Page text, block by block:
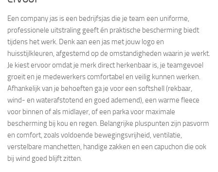
Een company jas is een bedrijfsjas die je team een uniforme,
professionele uitstraling geeft én praktische bescherming biedt
tijdens het werk. Denk aan een jas met jouw logo en
huisstijlkleuren, afgestemd op de omstandigheden waarin je werkt.
Je kiest ervoor omdat je merk direct herkenbaar is, je teamgevoel
groeit en je medewerkers comfortabel en veilig kunnen werken.
Afhankelijk van je behoeften ga je voor een softshell (rekbaar,
wind- en waterafstotend en goed ademend), een warme fleece
voor binnen of als midlayer, of een parka voor maximale
bescherming bij kou en regen. Belangrijke pluspunten zijn pasvorm
en comfort, zoals voldoende bewegingsvrijheid, ventilatie,
verstelbare manchetten, handige zakken en een capuchon die ook
bij wind goed blijft zitten.